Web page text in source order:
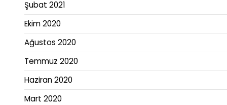
Şubat 2021
Ekim 2020
Ağustos 2020
Temmuz 2020
Haziran 2020
Mart 2020